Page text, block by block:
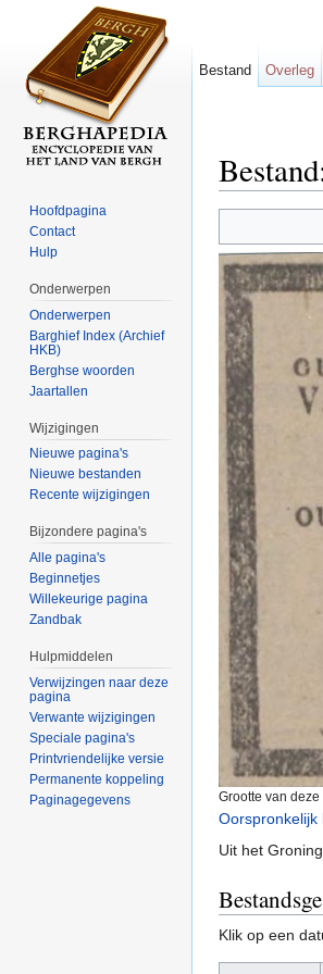
Grootte van
Oorspronkelijk
Uit het
Klik op een
Bestand Overleg
Hoofdpagina
Contact
Hulp
Onderwerpen
Onderwerpen
Barghief Index (Archief
HKB)
Berghse woorden
Jaartallen
Wijzigingen
Nieuwe pagina's
Nieuwe bestanden
Recente wijzigingen
Bijzondere pagina's
Alle pagina's
Beginnetjes
Willekeurige pagina
Zandbak
Hulpmiddelen
Verwijzingen naar deze
pagina
Verwante wijzigingen
Speciale pagina's
Printvriendelijke versie
Permanente koppeling
Paginagegevens